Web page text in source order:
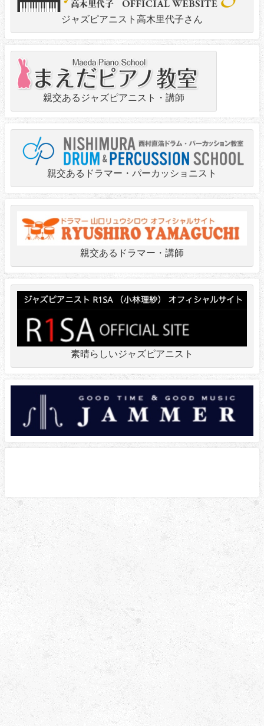
ジャズピアニスト高木里代子さん
親交あるジャズピアニスト・講師
親交あるドラマー・パーカッショニスト
親交あるドラマー・講師
素晴らしいジャズピアニスト